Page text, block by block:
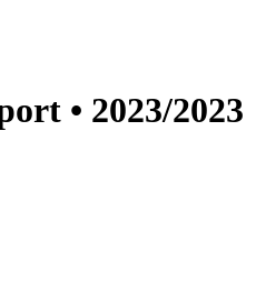
• 2023/2023